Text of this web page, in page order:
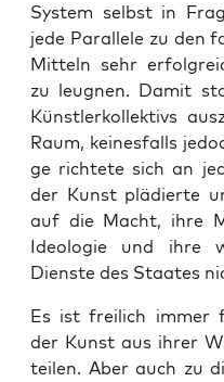
Sys­tem selbst in
jede Par­al­le­le zu den
Mit­teln sehr
zu leug­nen. Damit
Künst­ler­kol­lek­tivs
Raum, kei­nes­falls
ge rich­te­te sich an
der Kunst plä­dier­te
auf die Macht, ihre
Ideo­lo­gie und ihre
Diens­te des Staa­tes
Es ist frei­lich immer
der Kunst aus ihrer
tei­len. Aber auch zu